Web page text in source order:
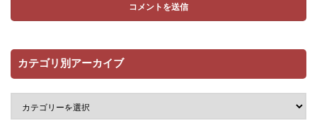
カテゴリ別アーカイブ